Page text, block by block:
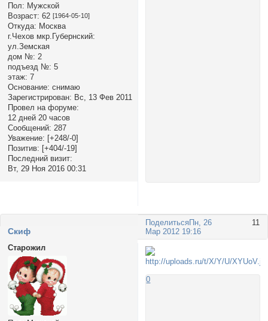
Пол: Мужской
Возраст: 62 [1964-05-10]
Откуда: Москва
г.Чехов мкр.Губернский:
ул.Земская
дом №: 2
подъезд №: 5
этаж: 7
Основание: снимаю
Зарегистрирован: Вс, 13 Фев 2011
Провел на форуме:
12 дней 20 часов
Сообщений: 287
Уважение: [+248/-0]
Позитив: [+404/-19]
Последний визит:
Вт, 29 Ноя 2016 00:31
Поделиться 11
Пн, 26
Мар 2012 19:16
Cкиф
Старожил
0